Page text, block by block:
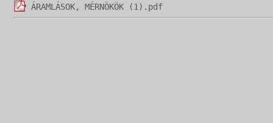
ÁRAMLÁSOK, MÉRNÖKÖK (1).pdf